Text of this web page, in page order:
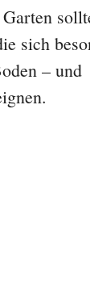
sich
– und